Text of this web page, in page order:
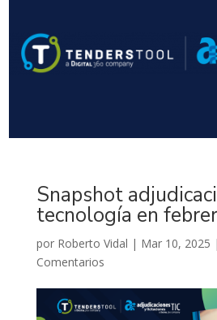
Snapshot
tecnología en
por Roberto Vidal | Mar 10, 2025 |
Comentarios